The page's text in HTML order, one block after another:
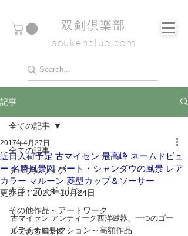
​双剣倶楽部
soukenclub.com
記事
全ての記事
テーブルウェア
人形～フィギュリン
その他作品～アートワーク
プラチナコレクション～高額作品
全ての記事
近日入荷予定 古マイセン 最高峰 ネームドビュ
ー 名勝風景図 バート・シャンダウの風景 レア
カラー マルーン 菱型カップ＆ソーサー
2017年4月27日
更新日：2020年10月24日
古マイセン アンティーク西洋磁器、一つのゴー
ルである風景図